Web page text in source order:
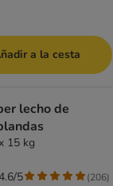
a la cesta
lecho de
15 kg
5 (206)